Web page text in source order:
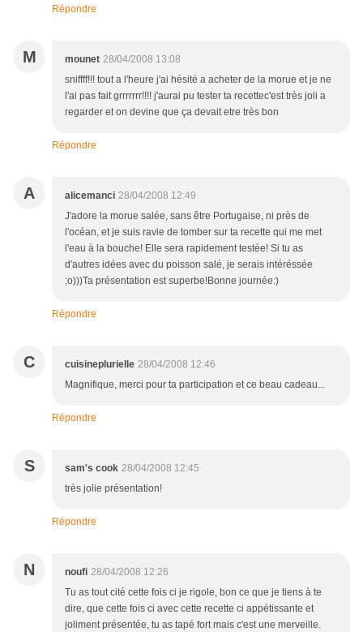
Répondre
M mounet 28/04/2008 13:08
sniffff!!! tout a l'heure j'ai hésité a acheter de la morue et je ne
l'ai pas fait grrrrrrr!!!! j'aurai pu tester ta recettec'est très joli a
regarder et on devine que ça devait etre très bon
Répondre
A alicemanci 28/04/2008 12:49
J'adore la morue salée, sans être Portugaise, ni près de
l'océan, et je suis ravie de tomber sur ta recette qui me met
l'eau à la bouche! Elle sera rapidement testée! Si tu as
d'autres idées avec du poisson salé, je serais intéréssée
;o)))Ta présentation est superbe!Bonne journée:)
Répondre
C cuisineplurielle 28/04/2008 12:46
Magnifique, merci pour ta participation et ce beau cadeau...
Répondre
S sam's cook 28/04/2008 12:45
très jolie présentation!
Répondre
N noufi 28/04/2008 12:26
Tu as tout cité cette fois ci je rigole, bon ce que je tiens à te
dire, que cette fois ci avec cette recette ci appétissante et
joliment présentée, tu as tapé fort mais c'est une merveille.